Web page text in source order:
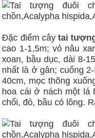
Đặc điểm cây tai
cao 1-1,5m; vỏ nâu
xoan, bầu dục, dài 8-
nhất là ở gân; cuống
40cm, mọc thõng
hoa cái ở nách một lá
chổi, đỏ, bầu có lông.